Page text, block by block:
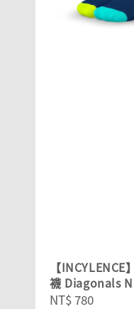
【
襪 Diagonals
Regular
NT$ 780